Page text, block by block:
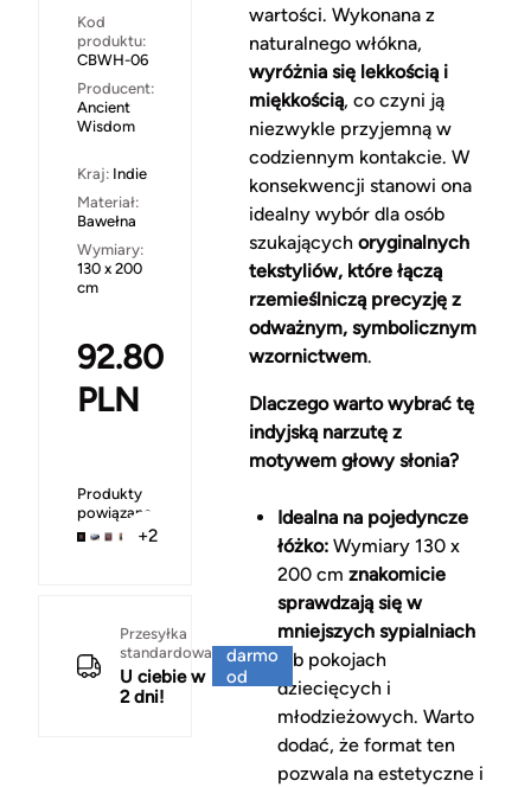
Kod
produktu:
CBWH-06
Producent:
Ancient
Wisdom
Kraj: Indie
Materiał:
Bawełna
Wymiary:
130 x 200
cm
92.80
PLN
Produkty
powiązane
+2
Przesyłka
standardowa
U ciebie w
2 dni!
darmo
od
wartości. Wykonana z
naturalnego włókna,
wyróżnia się lekkością i
miękkością, co czyni ją
niezwykle przyjemną w
codziennym kontakcie. W
konsekwencji stanowi ona
idealny wybór dla osób
szukających oryginalnych
tekstyliów, które łączą
rzemieślniczą precyzję z
odważnym, symbolicznym
wzornictwem.
Dlaczego warto wybrać tę
indyjską narzutę z
motywem głowy słonia?
Idealna na pojedyncze
łóżko:Wymiary 130 x
200 cm znakomicie
sprawdzają się w
mniejszych sypialniach
lub pokojach
dziecięcych i
młodzieżowych. Warto
dodać, że format ten
pozwala na estetyczne i